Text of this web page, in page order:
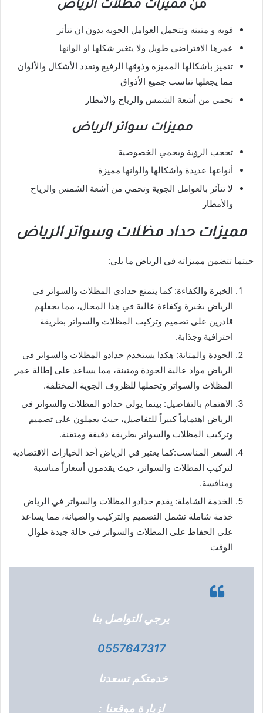
منمميزات مظلات الرياض
قويه و متينه وتتحمل العوامل الجويه بدون ان تتأثر
عمرها الافتراضي طويل ولا يتغير شكلها او الوانها
تتميز بأشكالها المميزة وذوقها الرفيع وتعدد الأشكال والألوان
مما يجعلها تناسب جميع الأذواق
تحمي من أشعة الشمس والرياح والأمطار
مميزات سواتر الرياض
تحجب الرؤية ويحمي الخصوصية
أنواعها عديدة وأشكالها والوانها مميزة
لا تتأثر بالعوامل الجوية وتحمي من أشعة الشمس والرياح
والأمطار
مميزات حداد مظلات وسواتر الرياض
حيثما تتضمن مميزاته في الرياض ما يلي:
الخبرة والكفاءة: كما يتمتع حدادي المظلات والسواتر في
الرياض بخبرة وكفاءة عالية في هذا المجال، مما يجعلهم
قادرين على تصميم وتركيب المظلات والسواتر بطريقة
احترافية وجذابة.
الجودة والمتانة: هكذا يستخدم حدادو المظلات والسواتر في
الرياض مواد عالية الجودة ومتينة، مما يساعد على إطالة عمر
المظلات والسواتر وتحملها للظروف الجوية المختلفة.
الاهتمام بالتفاصيل: بينما يولي حدادو المظلات والسواتر في
الرياض اهتماماً كبيراً للتفاصيل، حيث يعملون على تصميم
وتركيب المظلات والسواتر بطريقة دقيقة ومتقنة.
السعر المناسب:كما يعتبر في الرياض أحد الخيارات الاقتصادية
لتركيب المظلات والسواتر، حيث يقدمون أسعاراً مناسبة
ومنافسة.
الخدمة الشاملة: يقدم حدادو المظلات والسواتر في الرياض
خدمة شاملة تشمل التصميم والتركيب والصيانة، مما يساعد
على الحفاظ على المظلات والسواتر في حالة جيدة طوال
الوقت
يرجي التواصل بنا
0557647317
خدمتكم تسعدنا
لزيارة موقعنا :